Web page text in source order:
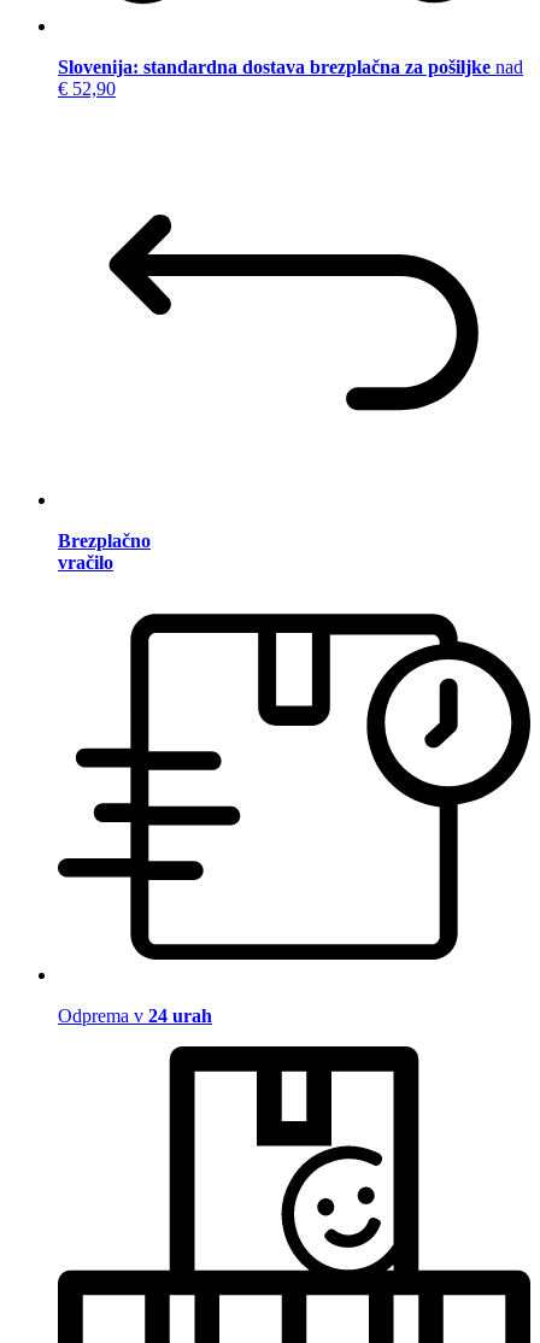
Slovenija: standardna dostava brezplačna za pošiljke nad
€ 52,90
Brezplačno
vračilo
Odprema v 24 urah